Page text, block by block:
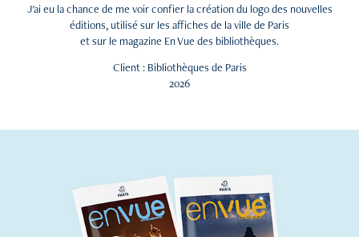
J'ai eu la chance de me voir confier la création du logo des nouvelles
éditions, utilisé sur les affiches de la ville de Paris
et sur le magazine En Vue des bibliothèques.
Client : Bibliothèques de Paris
2026